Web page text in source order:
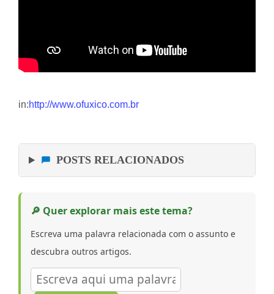
in:http://www.ofuxico.com.br
POSTS RELACIONADOS
🔎 Quer explorar mais este tema?
Escreva uma palavra relacionada com o assunto e
descubra outros artigos.